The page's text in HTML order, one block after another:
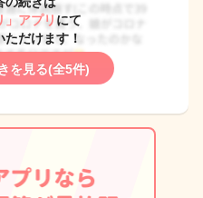
」アプリ にて
ただけます！
を見る(全5件)